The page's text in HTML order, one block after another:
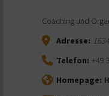
Coaching und
Adresse:
Telefon: +49
Homepage: